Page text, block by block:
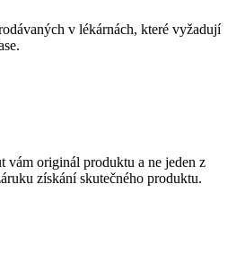
v lékárnách, které vyžadují
vám originál produktu a ne jeden z
získání skutečného produktu.